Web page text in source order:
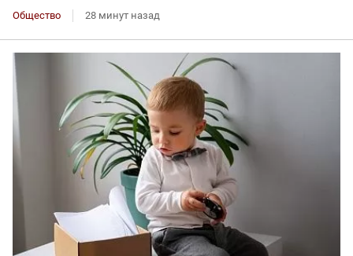
Общество 28 минут назад